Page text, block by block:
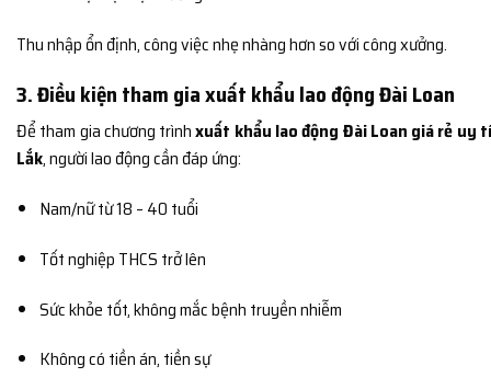
Thu nhập ổn định, công việc nhẹ nhàng hơn so với công xưởng.
3. Điều kiện tham gia xuất khẩu lao động Đài Loan
Để tham gia chương trìnhxuất khẩu lao động Đài Loan giá rẻ uy
Lắk, người lao động cần đáp ứng:
Nam/nữ từ 18 – 40 tuổi
Tốt nghiệp THCS trở lên
Sức khỏe tốt, không mắc bệnh truyền nhiễm
Không có tiền án, tiền sự